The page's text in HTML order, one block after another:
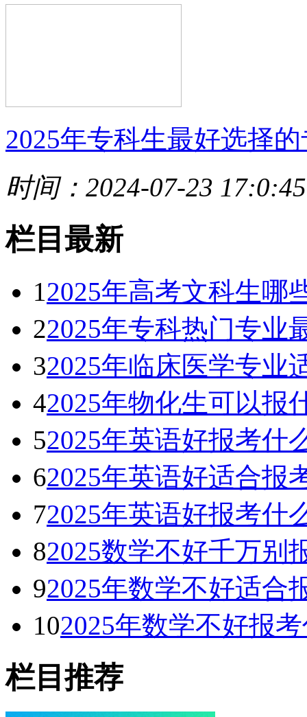
2025年专科生最好选择
时间：2024-07-23 17:0:45
栏目最新
12025年高考文科生哪
22025年专科热门专业
32025年临床医学专业
42025年物化生可以报
52025年英语好报考什
62025年英语好适合报
72025年英语好报考什
82025数学不好千万别
92025年数学不好适合
102025年数学不好报
栏目推荐